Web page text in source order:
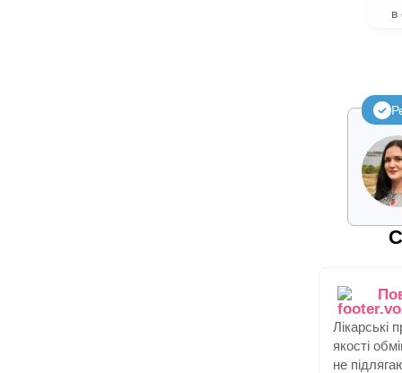
в
Лікарські
якості
не